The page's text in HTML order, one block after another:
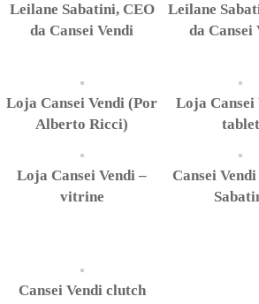
Leilane Sabatini, CEO
da Cansei Vendi
Leilane
da Cansei
Loja Cansei Vendi (Por
Alberto Ricci)
Loja Cansei
tablet
Loja Cansei Vendi –
vitrine
Cansei
Cansei Vendi clutch